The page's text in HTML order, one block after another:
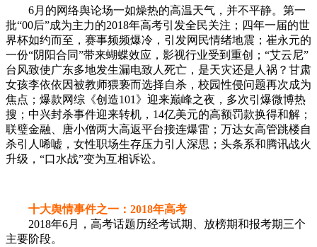
6月的网络舆论场一如燥热的高温天气，并不平静。第一
批“00后”成为主力的2018年高考引发全民关注；四年一届的世
界杯如约而至，赛事频频爆冷，引发网民情绪地震；崔永元的
一份“阴阳合同”带来蝴蝶效应，影视行业受到重创；“艾云尼”
台风致使广东多地发生漏电致人死亡，是天灾还是人祸？甘肃
女孩李依依因被教师猥亵而选择自杀，校园性侵问题再次成为
焦点；爆款网综《创造101》迎来巅峰之夜，多次引爆微博热
搜；中兴封杀事件迎来转机，14亿美元的高额罚款换得和解；
联璧金融、唐小僧两大高返平台接连爆雷；万达女高管跳楼自
杀引人唏嘘，女性职场生存压力引人深思；头条系和腾讯战火
升级，“口水战”变为互相诉讼。
十大舆情事件之一：2018年高考
2018年6月，高考话题历经考试期、放榜期和报考期三个
主要阶段。